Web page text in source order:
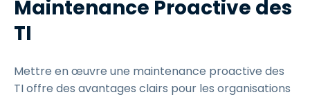
Maintenance Proactive des
TI
Mettre en œuvre une maintenance proactive des
TI offre des avantages clairs pour les organisations